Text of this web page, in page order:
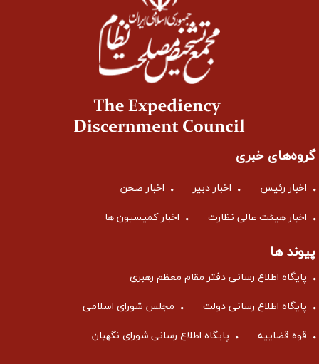
گروه‌های خبری
اخبار رئیس اخبار دبیر اخبار صحن
اخبار هیئت عالی نظارت اخبار کمیسیون ها
پیوند ها
پایگاه اطلاع رسانی دفتر مقام معظم رهبری
پایگاه اطلاع رسانی دولت مجلس شورای اسلامی
قوه قضاییه پایگاه اطلاع رسانی شورای نگهبان